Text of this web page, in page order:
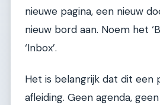
nieuwe pagina, een nieuw
nieuw bord aan. Noem het
‘Inbox’.
Het is belangrijk dat dit een
afleiding. Geen agenda,